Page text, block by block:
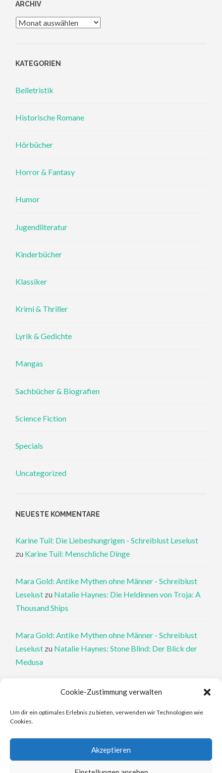
Cookie-Zustimmung verwalten
Um dir ein optimales Erlebnis zu bieten, verwenden wir Technologien wie
Cookies.
Akzeptieren
ARCHIV
Archiv
KATEGORIEN
Belletristik
Historische Romane
Hörbücher
Horror & Fantasy
Humor
Jugendliteratur
Kinderbücher
Klassiker
Krimi & Thriller
Lyrik & Gedichte
Mangas
Sachbücher & Biografien
Science Fiction
Specials
Uncategorized
NEUESTE KOMMENTARE
Karine Tuil: Die Liebeshungrigen - Schreiblust Leselust
zu Karine Tuil: Menschliche Dinge
Mara Gold: Antike Mythen ohne Männer - Schreiblust
Leselust zu Natalie Haynes: Die Heldinnen von Troja: A
Thousand Ships
Mara Gold: Antike Mythen ohne Männer - Schreiblust
Leselust zu Natalie Haynes: Stone Blind: Der Blick der
Medusa
Philippa Perry: Die Therapeutin und ihre Mörder: Dr. Pat
Philippa Perry: Das Buch, von dem du dir wünschst, deine
Elena Ferrante: An den Rändern - Schreiblust Leselust
Elena Ferrante: Die Geschichte des verlorenen Kindes